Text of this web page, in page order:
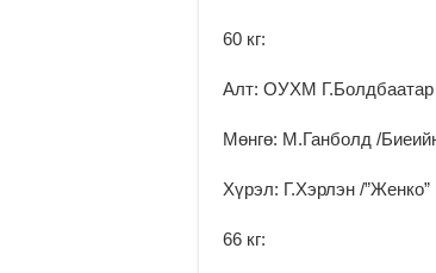
60 кг:
Алт: ОУХМ Г.Болдбаатар
Мөнгө: М.Ганболд /
Хүрэл: Г.Хэрлэн /
66 кг: